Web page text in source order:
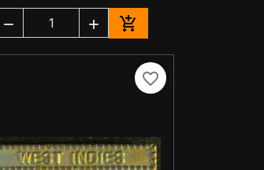
  
Ajouter au panier
favorite_border